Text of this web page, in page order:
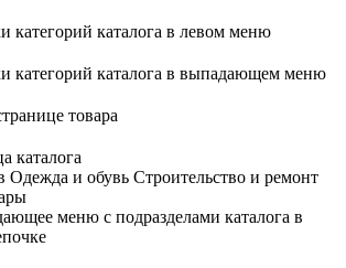
категорий каталога в левом меню
категорий каталога в выпадающем меню
товара
каталога
Одежда и обувь Строительство и ремонт
меню с подразделами каталога в